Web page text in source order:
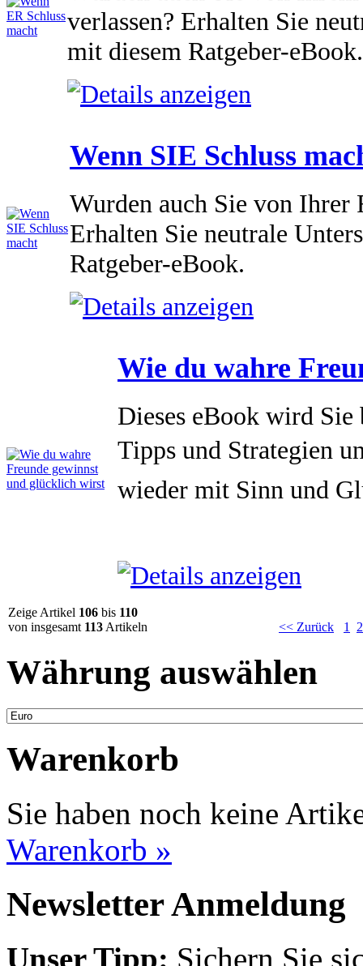
verlassen? Erhalten Sie
mit diesem Ratgeber-eBook.
Wenn SIE Schluss
Wurden auch Sie von Ihrer
Erhalten Sie neutrale
Ratgeber-eBook.
Wie du wahre
Dieses eBook wird
Tipps und Strategien
wieder mit Sinn und
Zeige Artikel 106 bis 110
von insgesamt 113 Artikeln << Zurück 1 2
Währung auswählen
Warenkorb
Sie haben noch keine
Warenkorb »
Newsletter Anmeldung
Unser Tipp: Sichern Sie